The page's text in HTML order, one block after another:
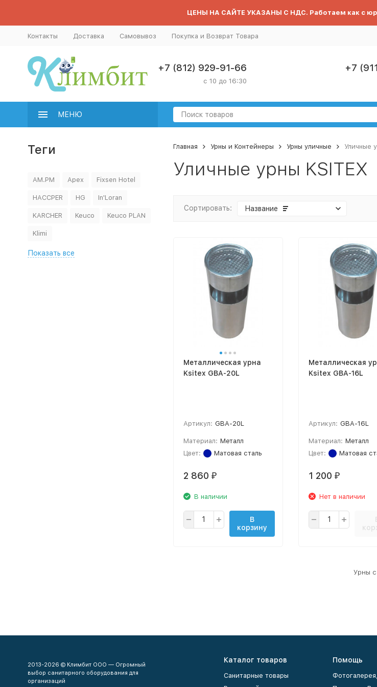
ЦЕНЫ НА САЙТЕ УКАЗАНЫ С НДС. Работаем как с
Контакты Доставка Самовывоз Покупка и Возврат Товара
+7 (812) 929-91-66
с 10 до 16:30
+7
МЕНЮ
Главная Урны и Контейнеры Урны уличные Уличные
Уличные урны KSITEX
Сортировать: Название
Металлическая урна
Ksitex GBA-20L
Артикул: GBA-20L
Материал: Металл
Цвет:
Матовая сталь
2 860 ₽
В наличии
В
корзину
Металлическая
Ksitex GBA-16L
Артикул: GBA-16L
Материал: Металл
Цвет:
Матовая
1 200 ₽
Нет в наличии
Урны с
Теги
AM.PM Apex Fixsen Hotel
HACCPER HG In'Loran
KARCHER Keuco Keuco PLAN
Klimi
Показать все
2013-2026 © Климбит ООО — Огромный
выбор санитарного оборудования для
организаций
Каталог товаров
Санитарные товары
Помощь